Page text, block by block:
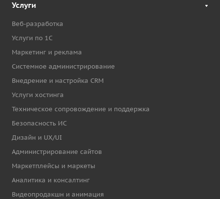
Услуги
Веб-разработка
Услуги по 1С
Маркетинг и реклама
Системное администрирование
Внедрение и настройка CRM
Услуги хостинга
Техническое сопровождение и поддержка
Безопасность ИС
Дизайн и UX/UI
Администрирование сайтов
Маркетплейсы и маркеты
Аналитика и консалтинг
Видеопродакшн и анимация